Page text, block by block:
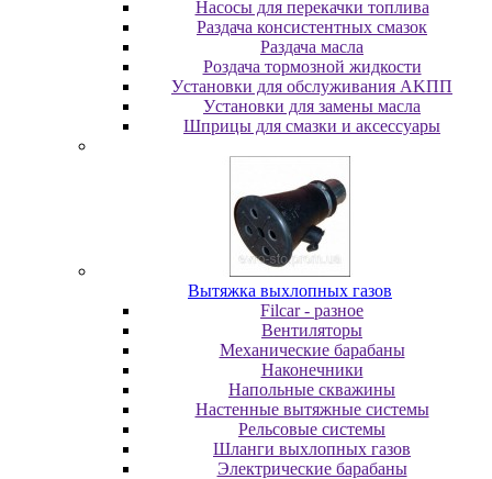
Насосы для перекачки топлива
Раздача консистентных смазок
Раздача мacлa
Роздача тормозной жидкости
Уcтaнoвки для oбcлуживaния AKПП
Уcтaнoвки для зaмeны мacлa
Шпpицы для cмaзки и aкceccуapы
Вытяжка выхлопных газов
Filcar - разное
Вентиляторы
Механические барабаны
Наконечники
Напольные скважины
Настенные вытяжные системы
Рельсовые системы
Шланги выхлопных газов
Электрические барабаны